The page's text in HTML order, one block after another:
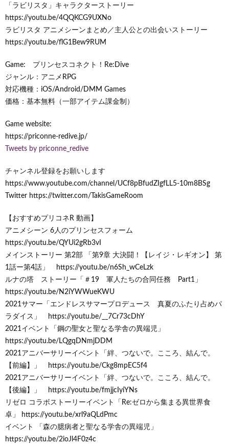
「ラビリスタ」キャラクターストーリー
https://youtu.be/4QQKCG9UXNo
ラビリスタ アニメシーンまとめ／主人公との出会いストーリー
https://youtu.be/flG1Bew9RUM
Game: プリンセスコネクト！Re:Dive
ジャンル：アニメRPG
対応機種：iOS/Android/DMM Games
価格：基本無料（一部アイテム課金制）
Game website:
https://priconne-redive.jp/
Tweets by priconne_redive
チャンネル登録をお願いします
https://www.youtube.com/channel/UCf8pBfudZIgfLL5-10m8BSg
Twitter https://twitter.com/TakisGameRoom
【おすすめプリコネR 動画】
アニメシーン 6人のプリンセスフォーム
https://youtu.be/QYUi2gRb3vI
メインストーリー 第2部 「第9章 大決闘！【レイジ・レギオン】 第
1話ー第4話」 https://youtu.be/n6Sh_wCeLzk
ルナの塔 ストーリー「＃19 軍人たちの合同任務 Part1」
https://youtu.be/N2iYWWueKWU
2021サマー「エンドレスサマープロデュース 真夏のふたり占めパ
ラダイス」 https://youtu.be/__7Cr73cDhY
2021イベント「鋼の聖女と聖なる学舎の異端児」
https://youtu.be/LQgqDNmjDDM
2021アニバーサリーイベント「絆、つないで。こころ、結んで。
【前編】」 https://youtu.be/Ckg8mpEC5f4
2021アニバーサリーイベント「絆、つないで。こころ、結んで。
【後編】」 https://youtu.be/fmjjcIyiYNs
リゼロ コラボストーリーイベント「Re:ゼロから集まる異世界食
卓」 https://youtu.be/xrl9aQLdPmc
イベント 「森の臆病者と聖なる学舎の異端児」
https://youtu.be/2ioJl4F0z4c